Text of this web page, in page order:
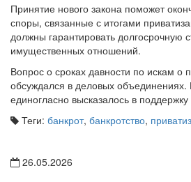
Принятие нового закона поможет
споры, связанные с итогами
должны гарантировать долгосрочную
имущественных отношений.
Вопрос о сроках давности по искам о
обсуждался в деловых объединениях.
единогласно высказалось в
Теги: банкрот, банкротство,
26.05.2026